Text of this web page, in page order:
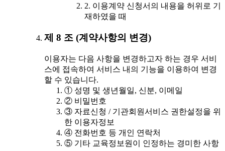
2. 이용계약 신청서의 내용을 허위로 기
재하였을 때
제 8 조 (계약사항의 변경)
이용자는 다음 사항을 변경하고자 하는 경우 서비
스에 접속하여 서비스 내의 기능을 이용하여 변경
할 수 있습니다.
① 성명 및 생년월일, 신분, 이메일
② 비밀번호
③ 자료신청 / 기관회원서비스 권한설정을 위
한 이용자정보
④ 전화번호 등 개인 연락처
⑤ 기타 교육정보원이 인정하는 경미한 사항